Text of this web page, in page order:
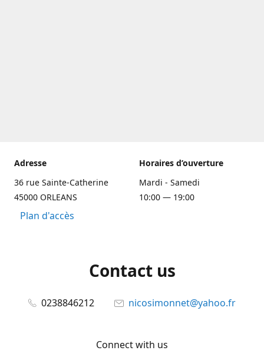
Adresse
36 rue Sainte-Catherine
45000 ORLEANS
Plan d'accès
Horaires d’ouverture
Mardi - Samedi
10:00 — 19:00
Contact us
0238846212 nicosimonnet@yahoo.fr
Connect with us